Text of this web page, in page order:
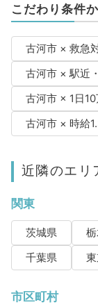
こだわり条件
古河市 × 救急
古河市 × 駅近
古河市 × 1日
古河市 × 時給
近隣のエリ
関東
茨城県
千葉県
市区町村